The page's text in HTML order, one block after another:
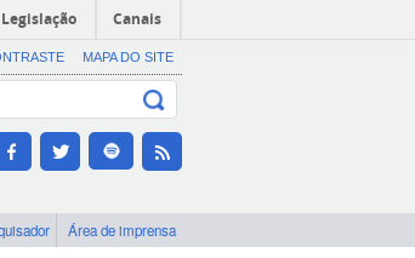
Legislação Canais
MAPA DO SITE
Área de imprensa